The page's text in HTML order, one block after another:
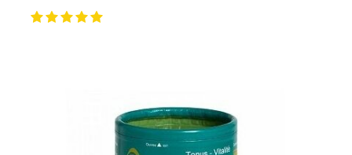
spirulysat est concentré en phycocyanine, un
antioxydant extrêmement puissant, remarquable anti-
produit au cœur du site naturel et protégé des marais
salants de Guérande, a ainsi développé et breveté une
méthode de production exclusive de l'extrait liquide de